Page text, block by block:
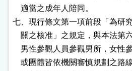
    適當之成年人陪同。
七、現行條文第一項前段「為研
關之核准」之規定，與本法
男性參觀人員參觀男所，女
或團體皆依機關審慎規劃之